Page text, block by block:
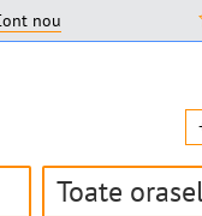
nou
Toate